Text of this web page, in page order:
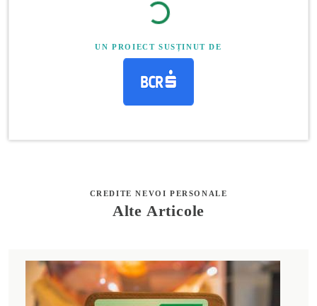
UN PROIECT SUSȚINUT DE
CREDITE NEVOI PERSONALE
Alte Articole